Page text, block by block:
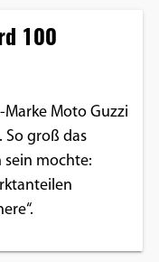
100
Moto Guzzi
So groß das
sein mochte: